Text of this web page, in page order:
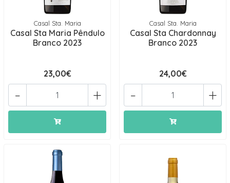
Casal Sta. Maria
Casal Sta Maria Pêndulo
Branco 2023
23,00€
+
-
Casal Sta. Maria
Casal Sta Chardonnay
Branco 2023
24,00€
+
-